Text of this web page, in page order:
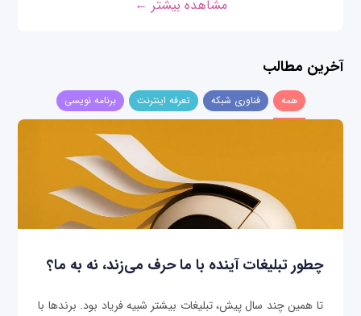
مشاهده بیشتر ←
آخرین مطالب
همه فناوری شبکه تعرفه اینترنت برنامه نویسی
چطور تبلیغات آینده با ما حرف می‌زند، نه به ما؟
تا همین چند سال پیش، تبلیغات بیشتر شبیه فریاد بود. برندها با